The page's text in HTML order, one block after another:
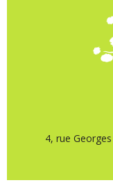
4, rue